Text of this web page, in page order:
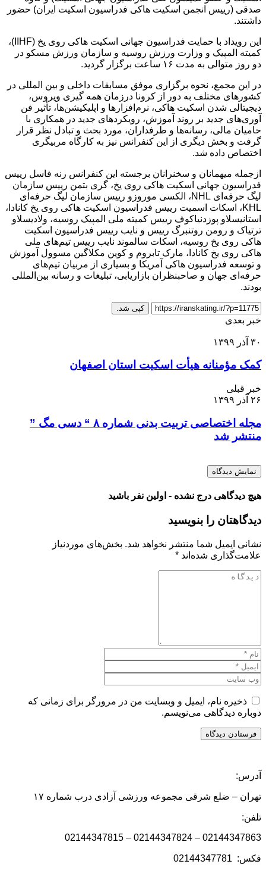
صدقی (رییس انجمن اسکیت هاکی فدراسیون اسکیت ایران) حضور
داشتند.
این رویداد با حمایت فدراسیون جهانی اسکیت هاکی روی یخ (IIHF)،
کمیته المپیک و وزارت ورزش روسیه و سازمان ورزش مسکو در
دو روز متوالی به مدت ۱۶ ساعت برگزار گردید.
در این مجمع، نحوه برگزاری موفق مسابقات داخلی و بین المللی در
کشورهای مختلف به دور از کرونا درزمان همه گیری ویروس،
دیجیتالی شدن اسکیت هاکی، نرم‌افزارها و اپلیکیشن‌ها، تأثیر فن
آوری‌های جدید بر روند آموزش، رویکردهای جدید در همکاری با
حامیان مالی، رسانه‌ها و طرفداران، مورد بحث و تبادل نظر قرار
گرفت و بخش دیگری از این کنفرانس نیز به کارگاه مربیگری
اختصاص داده شد.
ازجمله میهمانان و سخنرانان برجسته این کنفرانس رنه فاسل رییس
فدراسیون جهانی اسکیت هاکی روی یخ، گری بتمن رییس سازمان
لیگ حرفه‌ای NHL، الکسی موروزو رییس سازمان لیگ حرفه‌ای
KHL، اسکات اسمیت رییس فدراسیون اسکیت هاکی روی یخ کانادا،
استانیسلاو پوزدنیاکوف رییس کمیته ملی المپیک روسیه، ولادیسلاو
ترتیاک و رومن روتنبرگ رییس و نایب رییس فدراسیون اسکیت
هاکی روی یخ روسیه، اسکات سالموند نایب رییس تیم‌های ملی
هاکی روی یخ کانادا، مارک تابروم و کوین مکلاگین مسوول آموزش
و توسعه فدراسیون هاکی آمریکا و بسیاری از مربیان تیم‌های
حرفه‌ای جهان و صاحبنظران بازاریابی، تبلیغات و رسانه بین‌المللی
بودند.
کپی شد.
خبر بعدی
۳۰ آذر ۱۳۹۹
کمک مؤمنانه هیأت اسکیت استان اصفهان
خبر قبلی
۲۶ آذر ۱۳۹۹
مجله اختصاصی تربیت بدنی شماره ۸ “ دسی مگ ”
منتشر شد
نمایش دیدگاه
هیچ دیدگاهی درج نشده - اولین نفر باشید
دیدگاهتان را بنویسید
نشانی ایمیل شما منتشر نخواهد شد. بخش‌های موردنیاز
علامت‌گذاری شده‌اند *
ذخیره نام، ایمیل و وبسایت من در مرورگر برای زمانی که
دوباره دیدگاهی می‌نویسم.
آدرس:
تهران – ضلع شرقی مجموعه ورزشی آزادی درب شماره ۱۷
تلفن:
02144347863 – 02144347824 – 02144347815
فکس: 02144347781